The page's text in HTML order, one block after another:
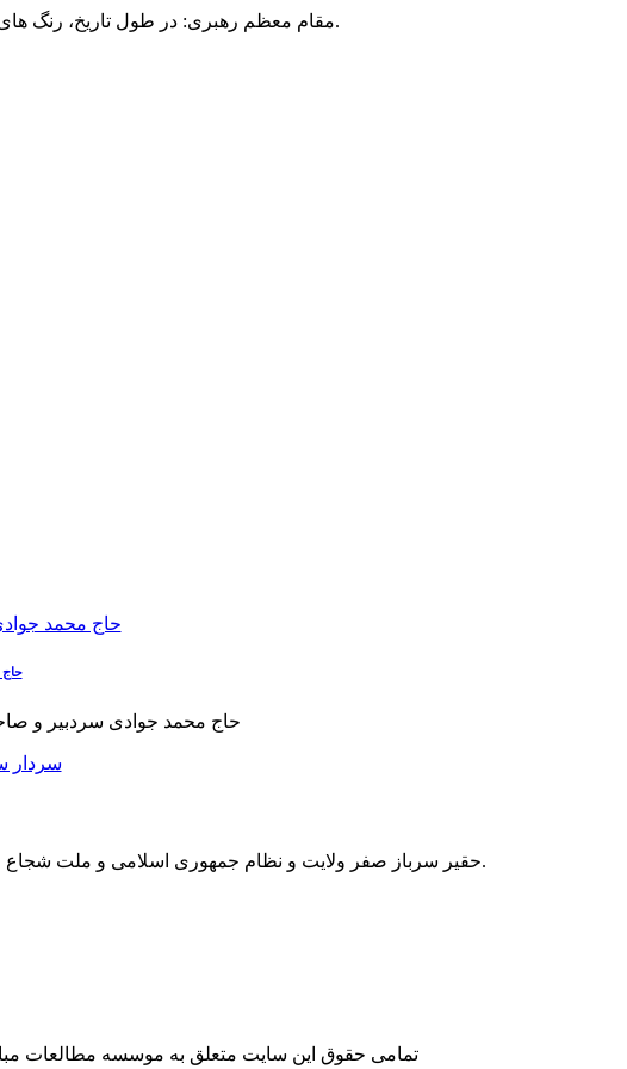
مقام معظم رهبری: در طول تاریخ، رنگ های گوناگون بر سیاست این کشور پهناور سایه افکند؛ اما رنگ ثابت مردم گیلان، رنگ ایمان بود.
حاج
حاج محمد جوادی سردبیر و صاحب امتیاز
حقیر سرباز صفر ولایت و نظام جمهوری اسلامی و ملت شجاع و عزیزتر از جانم بوده و انشاء‌الله با استعانت از خدای سبحان تا آخر عمر در همین جایگاه “سربازی” خواهم بود.
تمامی حقوق این سایت متعلق به موسسه مطالعات